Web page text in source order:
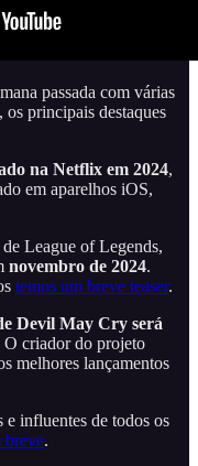
passada com várias
os principais destaques
na Netflix em 2024,
em aparelhos iOS,
League of Legends,
novembro de 2024.
temos um breve teaser.
Devil May Cry será
O criador do projeto
melhores lançamentos
e influentes de todos os
breve.